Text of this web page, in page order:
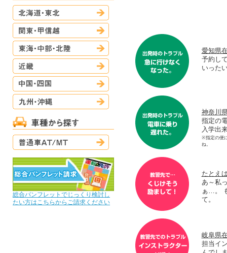
東海・中部・北陸
中国・四国
普通車AT/MT
総合パンフレットでじっくり検討し
たい方はこちらからご請求ください
愛知県
予約し
いった
神奈川
指定の
入学出
※指定の便
ね。
たとえ
あ～私
ぁ…。
て。
岐阜県
担当イ